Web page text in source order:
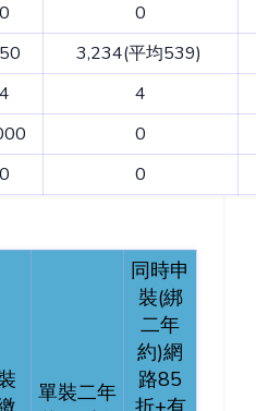
0
0
3,234(平均539)
4
4
0
0 0
單裝二年
同時申
裝(綁
二年
約)網
路85